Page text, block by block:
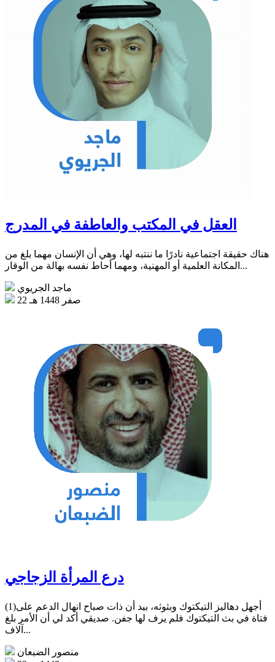
العقل في المكتب والعاطفة في المدرج
هناك حقيقة اجتماعية نادرًا ما ننتبه لها، وهي أن الإنسان مهما بلغ من
المكانة العلمية أو المهنية، ومهما أحاط نفسه بهالة من الوقار...
ماجد الجريوي
22 صفر 1448 هـ
درع المرأة الزجاجي
(1)أجهل دهاليز التيكتوك وبثوثه، بيد أن ذات صباح انهال الدعم على
فتاة في بث التيكتوك فلم يرف لها جفن. صديقي أكد لي أن الأمر بلغ
آلاف...
منصور الضبعان